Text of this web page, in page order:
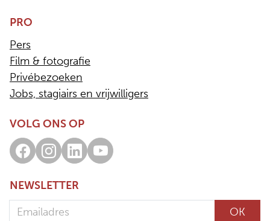
PRO
Pers
Film & fotografie
Privébezoeken
Jobs, stagiairs en vrijwilligers
VOLG ONS OP
Facebook
Instagram
LinkedInYoutube
NEWSLETTER
Emailadres
OK